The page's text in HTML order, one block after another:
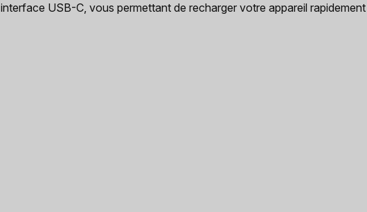
interface USB-C, vous permettant de recharger votre appareil